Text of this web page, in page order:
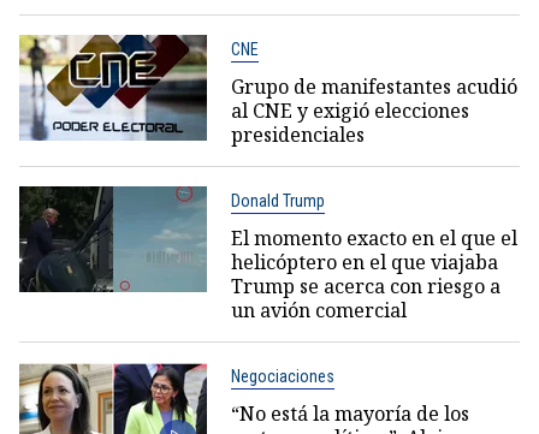
CNE
Grupo de manifestantes acudió
al CNE y exigió elecciones
presidenciales
Donald Trump
El momento exacto en el que el
helicóptero en el que viajaba
Trump se acerca con riesgo a
un avión comercial
Negociaciones
“No está la mayoría de los